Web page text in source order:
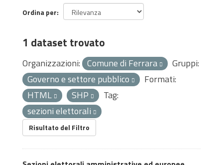
Ordina per
1 dataset trovato
Organizzazioni: Comune di Ferrara
Gruppi:
Governo e settore pubblico
Formati:
HTML
SHP
Tag:
sezioni elettorali
Risultato del Filtro